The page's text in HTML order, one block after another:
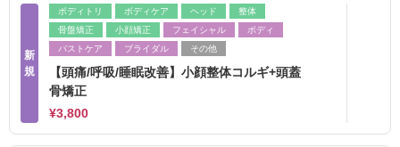
新
規
ボディトリ ボディケア ヘッド
整体
骨盤矯正
小顔矯正 フェイシャル
ボディ
バストケア
ブライダル その他
【頭痛/呼吸/睡眠改善】小顔整体コルギ+頭蓋
骨矯正
¥3,800